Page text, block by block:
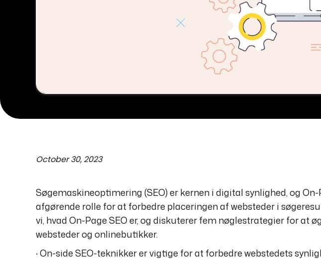
October 30, 2023
Søgemaskineoptimering (SEO) er kernen i digital synlighed, og
afgørende rolle for at forbedre placeringen af websteder i
vi, hvad On-Page SEO er, og diskuterer fem nøglestrategier for at
websteder og onlinebutikker.
· On-side SEO-teknikker er vigtige for at forbedre webstedets